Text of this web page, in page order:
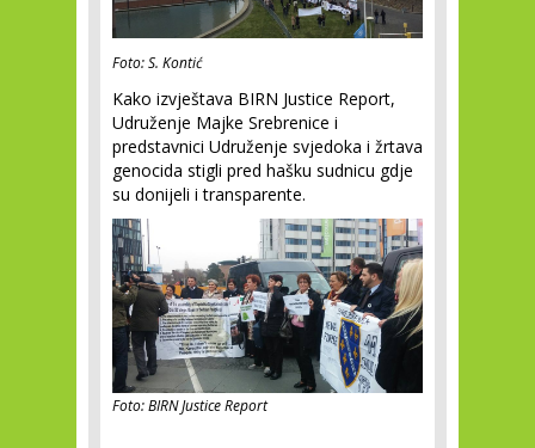
Foto: S. Kontić
Kako izvještava BIRN Justice Report,
Udruženje Majke Srebrenice i
predstavnici Udruženje svjedoka i žrtava
genocida stigli pred hašku sudnicu gdje
su donijeli i transparente.
Foto: BIRN Justice Report